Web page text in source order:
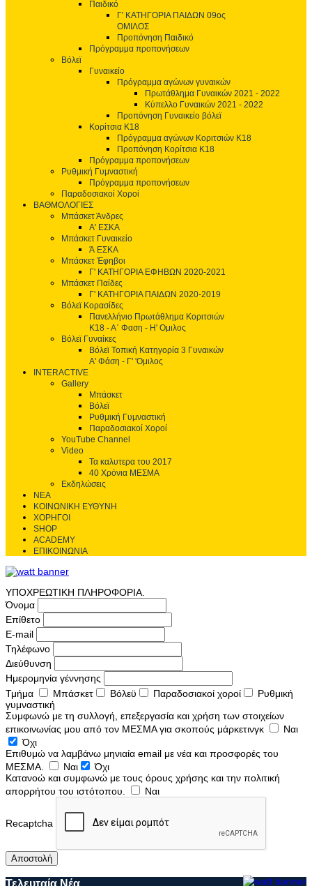
Παιδικό
Γ' ΚΑΤΗΓΟΡΙΑ ΠΑΙΔΩΝ 09ος
ΟΜΙΛΟΣ
Προπόνηση Παιδικό
Πρόγραμμα προπονήσεων
Βόλεϊ
Γυναικείο
Πρόγραμμα αγώνων γυναικών
Πρωτάθλημα Γυναικών 2021 - 2022
Κύπελλο Γυναικών 2021 - 2022
Προπόνηση Γυναικείο βόλεϊ
Κορίτσια Κ18
Πρόγραμμα αγώνων Κοριτσιών Κ18
Προπόνηση Κορίτσια Κ18
Πρόγραμμα προπονήσεων
Ρυθμική Γυμναστική
Πρόγραμμα προπονήσεων
Παραδοσιακοί Χοροί
ΒΑΘΜΟΛΟΓΙΕΣ
Μπάσκετ Άνδρες
Α' ΕΣΚΑ
Μπάσκετ Γυναικείο
Ά ΕΣΚΑ
Μπάσκετ Έφηβοι
Γ' ΚΑΤΗΓΟΡΙΑ ΕΦΗΒΩΝ 2020-2021
Μπάσκετ Παίδες
Γ' ΚΑΤΗΓΟΡΙΑ ΠΑΙΔΩΝ 2020-2019
Βόλεϊ Κορασίδες
Πανελλήνιο Πρωτάθλημα Κοριτσιών
Κ18 - Α΄ Φαση - H' Ομιλος
Βόλεϊ Γυναίκες
Βόλεϊ Τοπική Κατηγορία 3 Γυναικών
Α' Φάση - Γ' 'Ομιλος
INTERACTIVE
Gallery
Μπάσκετ
Βόλεϊ
Ρυθμική Γυμναστική
Παραδοσιακοί Χοροί
YouTube Channel
Video
Τα καλυτερα του 2017
40 Χρόνια ΜΕΣΜΑ
Εκδηλώσεις
ΝΕΑ
ΚΟΙΝΩΝΙΚΗ ΕΥΘΥΝΗ
ΧΟΡΗΓΟΙ
SHOP
ACADEMY
ΕΠΙΚΟΙΝΩΝΙΑ
ΥΠΟΧΡΕΩΤΙΚΗ ΠΛΗΡΟΦΟΡΙΑ.
Όνομα
Επίθετο
E-mail
Τηλέφωνο
Διεύθυνση
Ημερομηνία γέννησης
Τμήμα
Μπάσκετ Βόλεϋ Παραδοσιακοί χοροί
Ρυθμική
γυμναστική
Συμφωνώ με τη συλλογή, επεξεργασία και χρήση των στοιχείων
επικοινωνίας μου από τον ΜΕΣΜΑ για σκοπούς μάρκετινγκ
Ναι
Όχι
Επιθυμώ να λαμβάνω μηνιαία email με νέα και προσφορές του
ΜΕΣΜΑ.
Ναι
Όχι
Κατανοώ και συμφωνώ με τους όρους χρήσης και την πολιτική
απορρήτου του ιστότοπου.
Ναι
Recaptcha
Αποστολή
Τελευταία Νέα